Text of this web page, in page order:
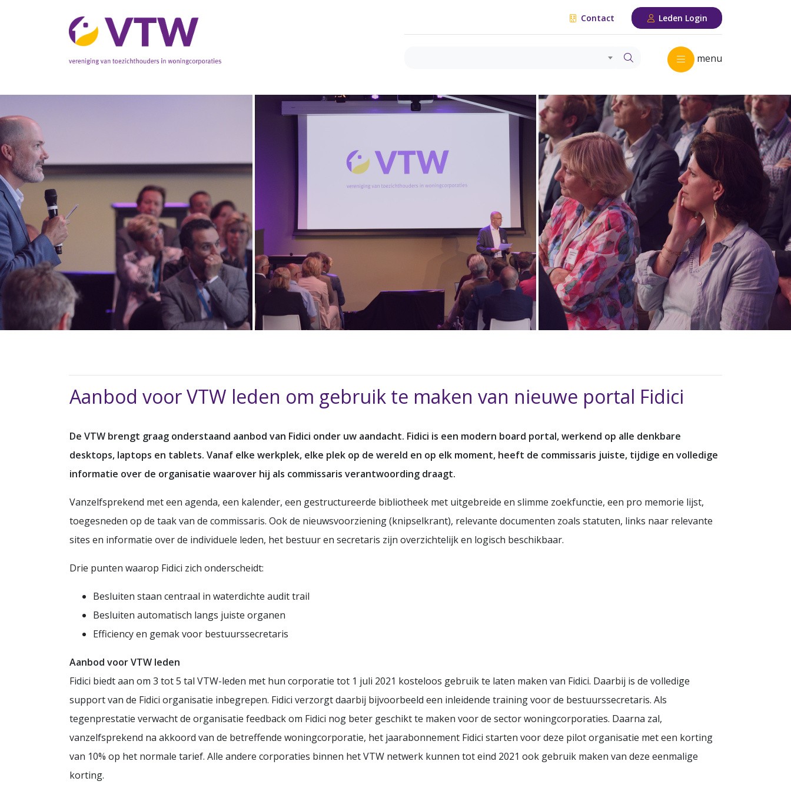
Contact Leden Login
menu
Aanbod voor VTW leden om gebruik te maken van nieuwe portal Fidici
De VTW brengt graag onderstaand aanbod van Fidici onder uw aandacht. Fidici is een modern board portal, werkend op alle denkbare
desktops, laptops en tablets. Vanaf elke werkplek, elke plek op de wereld en op elk moment, heeft de commissaris juiste, tijdige en volledige
informatie over de organisatie waarover hij als commissaris verantwoording draagt.
Vanzelfsprekend met een agenda, een kalender, een gestructureerde bibliotheek met uitgebreide en slimme zoekfunctie, een pro memorie lijst,
toegesneden op de taak van de commissaris. Ook de nieuwsvoorziening (knipselkrant), relevante documenten zoals statuten, links naar relevante
sites en informatie over de individuele leden, het bestuur en secretaris zijn overzichtelijk en logisch beschikbaar.
Drie punten waarop Fidici zich onderscheidt:
Besluiten staan centraal in waterdichte audit trail
Besluiten automatisch langs juiste organen
Efficiency en gemak voor bestuurssecretaris
Aanbod voor VTW leden
Fidici biedt aan om 3 tot 5 tal VTW-leden met hun corporatie tot 1 juli 2021 kosteloos gebruik te laten maken van Fidici. Daarbij is de volledige
support van de Fidici organisatie inbegrepen. Fidici verzorgt daarbij bijvoorbeeld een inleidende training voor de bestuurssecretaris. Als
tegenprestatie verwacht de organisatie feedback om Fidici nog beter geschikt te maken voor de sector woningcorporaties. Daarna zal,
vanzelfsprekend na akkoord van de betreffende woningcorporatie, het jaarabonnement Fidici starten voor deze pilot organisatie met een korting
van 10% op het normale tarief. Alle andere corporaties binnen het VTW netwerk kunnen tot eind 2021 ook gebruik maken van deze eenmalige
korting.